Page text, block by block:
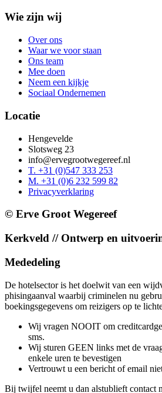
Wie zijn wij
Over ons
Waar we voor staan
Ons team
Mee doen
Neem een kijkje
Sociaal Ondernemen
Locatie
Hengevelde
Slotsweg 23
info@ervegrootwegereef.nl
T. +31 (0)547 333 253
M. +31 (0)6 232 599 82
Privacyverklaring
© Erve Groot Wegereef
Kerkveld // Ontwerp en
Mededeling
De hotelsector is het doelwit van een
phisingaanval waarbij criminelen nu
boekingsgegevens om reizigers op te
Wij vragen NOOIT om
sms.
Wij sturen GEEN links met de
enkele uren te bevestigen
Vertrouwt u een bericht of email
Bij twijfel neemt u dan alstublieft contact